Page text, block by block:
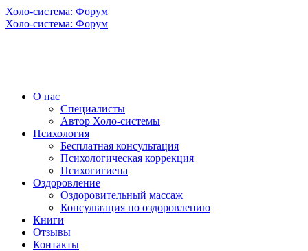
Холо-система: Форум
Холо-система: Форум
О нас
Специалисты
Автор Холо-системы
Психология
Бесплатная консультация
Психологическая коррекция
Психогигиена
Оздоровление
Оздоровительный массаж
Консультация по оздоровлению
Книги
Отзывы
Контакты